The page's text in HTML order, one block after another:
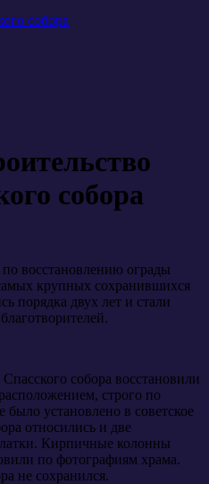
собора
собора
восстановлению ограды
крупных сохранившихся
порядка двух лет и стали
собора восстановили
строго по
было установлено в советское
относились и две
Кирпичные колонны
по фотографиям храма.
не сохранился.